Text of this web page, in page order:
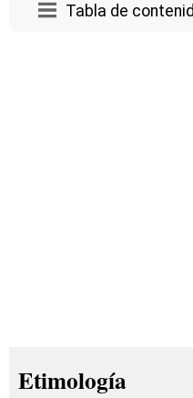
Tabla de
Etimología